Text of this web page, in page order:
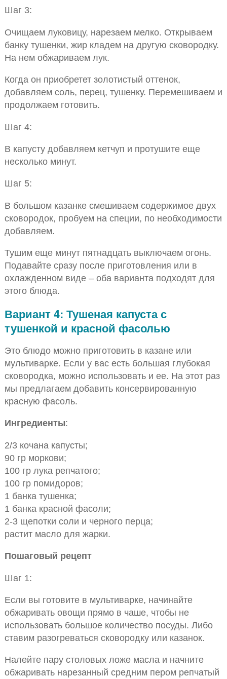
Шаг 3:
Очищаем луковицу, нарезаем мелко. Открываем
банку тушенки, жир кладем на другую сковородку.
На нем обжариваем лук.
Когда он приобретет золотистый оттенок,
добавляем соль, перец, тушенку. Перемешиваем и
продолжаем готовить.
Шаг 4:
В капусту добавляем кетчуп и протушите еще
несколько минут.
Шаг 5:
В большом казанке смешиваем содержимое двух
сковородок, пробуем на специи, по необходимости
добавляем.
Тушим еще минут пятнадцать выключаем огонь.
Подавайте сразу после приготовления или в
охлажденном виде – оба варианта подходят для
этого блюда.
Вариант 4: Тушеная капуста с
тушенкой и красной фасолью
Это блюдо можно приготовить в казане или
мультиварке. Если у вас есть большая глубокая
сковородка, можно использовать и ее. На этот раз
мы предлагаем добавить консервированную
красную фасоль.
Ингредиенты:
2/3 кочана капусты;
90 гр моркови;
100 гр лука репчатого;
100 гр помидоров;
1 банка тушенка;
1 банка красной фасоли;
2-3 щепотки соли и черного перца;
растит масло для жарки.
Пошаговый рецепт
Шаг 1:
Если вы готовите в мультиварке, начинайте
обжаривать овощи прямо в чаше, чтобы не
использовать большое количество посуды. Либо
ставим разогреваться сковородку или казанок.
Налейте пару столовых ложе масла и начните
обжаривать нарезанный средним пером репчатый